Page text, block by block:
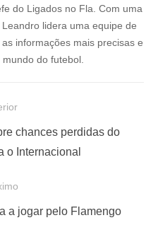
do Ligados no Fla. Com uma
lidera uma equipe de
informações mais precisas e
do futebol.
chances perdidas do
o Internacional
a jogar pelo Flamengo